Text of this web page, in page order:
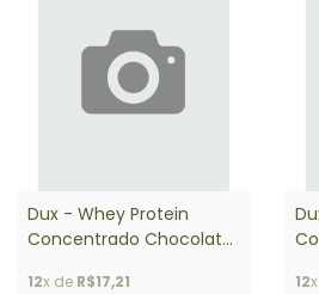
Dux - Whey Protein
Concentrado Chocolate
12x de R$17,21 12